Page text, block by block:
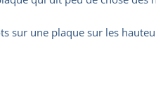
sur une plaque sur les